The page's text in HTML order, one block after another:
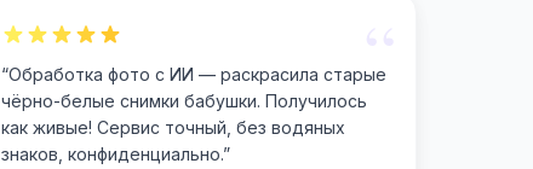
“
“Обработка фото с ИИ — раскрасила старые
чёрно-белые снимки бабушки. Получилось
как живые! Сервис точный, без водяных
знаков, конфиденциально.”